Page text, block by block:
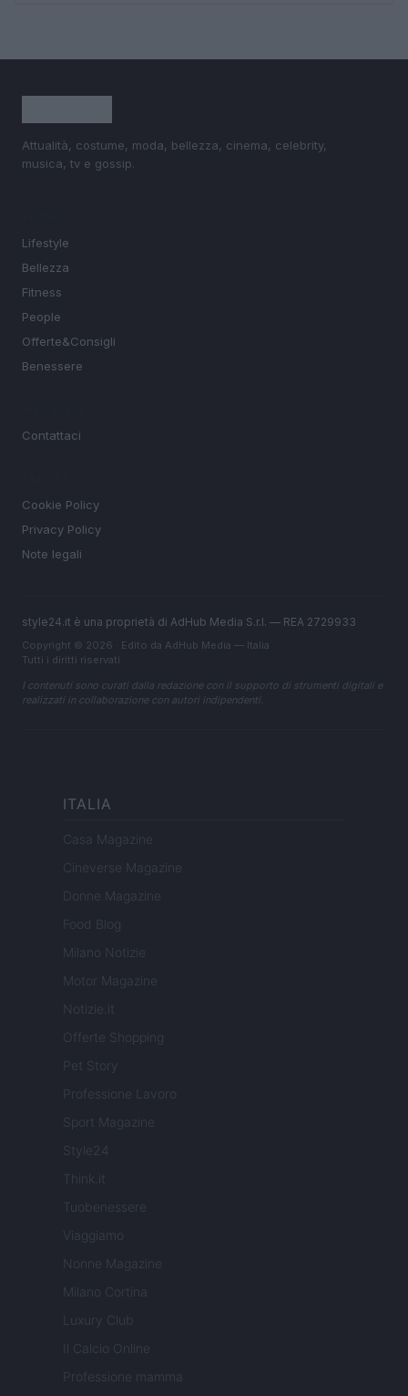
Attualità, costume, moda, bellezza, cinema, celebrity,
musica, tv e gossip.
Lifestyle
Bellezza
Fitness
People
Offerte&Consigli
Benessere
Contattaci
Cookie Policy
Privacy Policy
Note legali
style24.it è una proprietà di AdHub Media S.r.l. — REA 2729933
Copyright © 2026 · Edito da AdHub Media — Italia
Tutti i diritti riservati
I contenuti sono curati dalla redazione con il supporto di strumenti digitali e
realizzati in collaborazione con autori indipendenti.
ITALIA
Casa Magazine
Cineverse Magazine
Donne Magazine
Food Blog
Milano Notizie
Motor Magazine
Notizie.it
Offerte Shopping
Pet Story
Professione Lavoro
Sport Magazine
Style24
Think.it
Tuobenessere
Viaggiamo
Nonne Magazine
Milano Cortina
Luxury Club
Il Calcio Online
Professione mamma